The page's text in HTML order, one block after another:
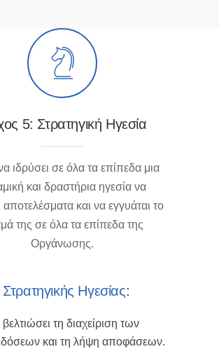
5: Στρατηγική Ηγεσία
ιδρύσει σε όλα τα επίπεδα μια
και δραστήρια ηγεσία να
και να εγγυάται το
της σε όλα τα επίπεδα της
Οργάνωσης.
Στρατηγικής Ηγεσίας:
τη διαχείριση των
και τη λήψη αποφάσεων.